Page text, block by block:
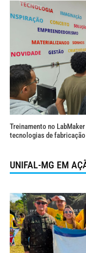
Treinamento no
tecnologias de
UNIFAL-MG EM